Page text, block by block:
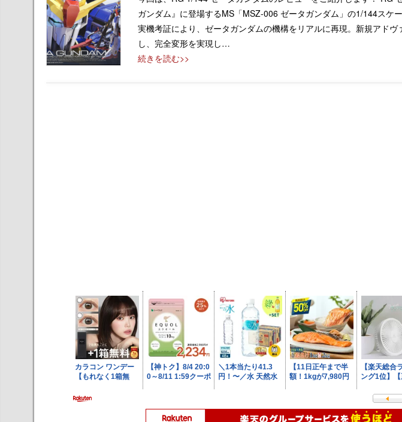
ガンダム』に登場するMS「MSZ-006 ゼータガンダム」の1/144スケ
実機考証により、ゼータガンダムの機構をリアルに再現。新規アド
し、完全変形を実現し…
続きを読む>>